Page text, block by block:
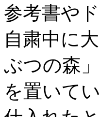
参考書や
自粛中に
ぶつの森
を置いて